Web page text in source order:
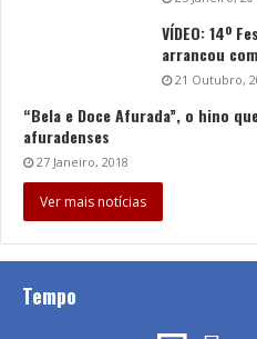
VÍDEO: 14º
arrancou
21 Outubro,
“Bela e Doce Afurada”, o hino
afuradenses
27 Janeiro, 2018
Ver mais notícias
Tempo